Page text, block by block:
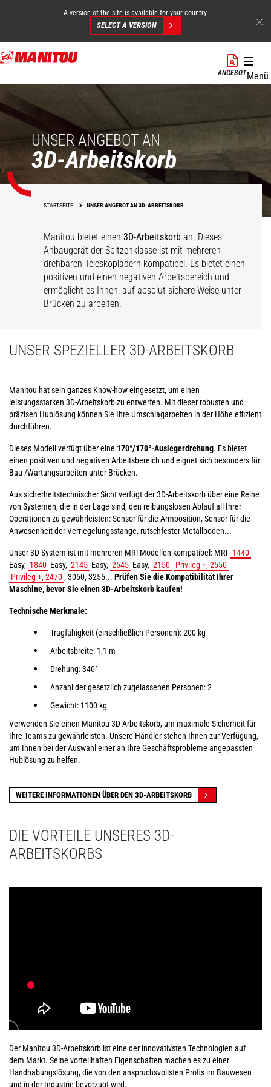
Direkt
zum
A version of the site is available for your country.
SELECT A VERSION
ANGEBOTMenü
UNSER ANGEBOT AN
3D-Arbeitskorb
STARTSEITE UNSER ANGEBOT AN 3D-ARBEITSKORB
Manitou bietet einen3D-Arbeitskorb an. Dieses
Anbaugerät der Spitzenklasse ist mit mehreren
drehbaren Teleskopladern kompatibel. Es bietet einen
positiven und einen negativen Arbeitsbereich und
ermöglicht es Ihnen, auf absolut sichere Weise unter
Brücken zu arbeiten.
UNSER SPEZIELLER 3D-ARBEITSKORB
Manitou hat sein ganzes Know-how eingesetzt, um einen
leistungsstarken 3D-Arbeitskorb zu entwerfen. Mit dieser robusten und
präzisen Hublösung können Sie Ihre Umschlagarbeiten in der Höhe effizient
durchführen.
Dieses Modell verfügt über eine 170°/170°-Auslegerdrehung. Es bietet
einen positiven und negativen Arbeitsbereich und eignet sich besonders für
Bau-/Wartungsarbeiten unter Brücken.
Aus sicherheitstechnischer Sicht verfügt der 3D-Arbeitskorb über eine Reihe
von Systemen, die in der Lage sind, den reibungslosen Ablauf all Ihrer
Operationen zu gewährleisten: Sensor für die Armposition, Sensor für die
Anwesenheit der Verriegelungsstange, rutschfester Metallboden...
Unser 3D-System ist mit mehreren MRT-Modellen kompatibel: MRT 1440
Easy, 1840 Easy, 2145 Easy, 2545 Easy, 2150
Privileg +, 2550
Privileg +, 2470, 3050, 3255... Prüfen Sie die Kompatibilität Ihrer
Maschine, bevor Sie einen 3D-Arbeitskorb kaufen!
Technische Merkmale:
Tragfähigkeit (einschließlich Personen): 200 kg
Arbeitsbreite: 1,1 m
Drehung: 340°
Anzahl der gesetzlich zugelassenen Personen: 2
Gewicht: 1100 kg
Verwenden Sie einen Manitou 3D-Arbeitskorb, um maximale Sicherheit für
Ihre Teams zu gewährleisten. Unsere Händler stehen Ihnen zur Verfügung,
um Ihnen bei der Auswahl einer an Ihre Geschäftsprobleme angepassten
Hublösung zu helfen.
WEITERE INFORMATIONEN ÜBER DEN 3D-ARBEITSKORB
DIE VORTEILE UNSERES 3D-
ARBEITSKORBS
Der Manitou 3D-Arbeitskorb ist eine der innovativsten Technologien auf
dem Markt. Seine vorteilhaften Eigenschaften machen es zu einer
Handhabungslösung, die von den anspruchsvollsten Profis im Bauwesen
und in der Industrie bevorzugt wird.